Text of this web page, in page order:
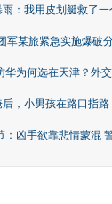
：我用皮划艇救了一
军某旅紧急实施爆破
华为何选在天津？外
，小男孩在路口指
：凶手欲靠悲情蒙混